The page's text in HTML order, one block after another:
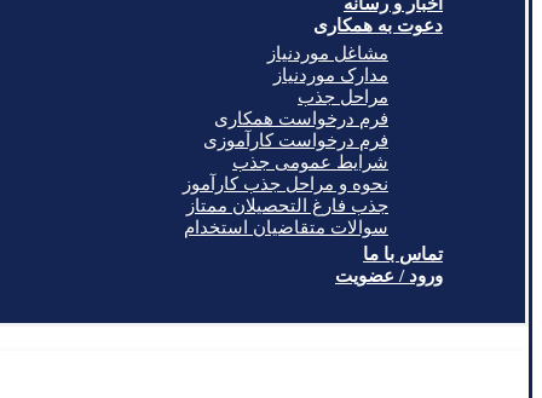
دعوت به همکاری
مشاغل موردنیاز
مدارک موردنیاز
مراحل جذب
فرم درخواست همکاری
فرم درخواست کارآموزی
شرایط عمومی جذب
نحوه و مراحل جذب کارآموز
جذب فارغ التحصیلان ممتاز
سوالات متقاضیان استخدام
تماس با ما
ورود / عضویت